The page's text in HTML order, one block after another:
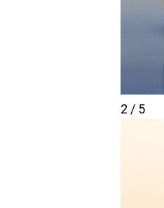
2 / 5